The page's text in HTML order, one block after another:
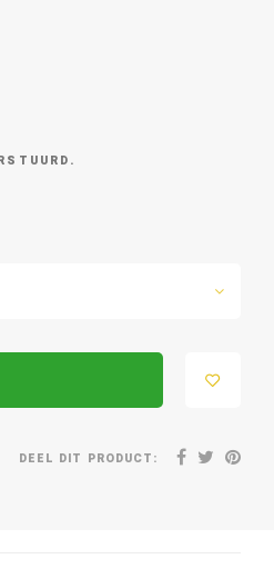
DEEL DIT PRODUCT: